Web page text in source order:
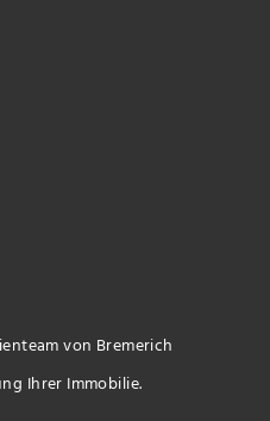
von Bremerich
Ihrer Immobilie.